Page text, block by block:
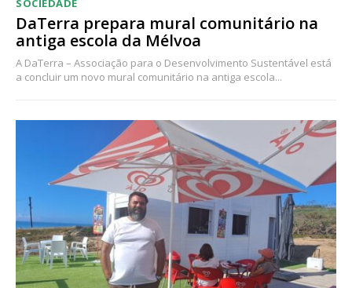
SOCIEDADE
DaTerra prepara mural comunitário na
antiga escola da Mélvoa
A DaTerra – Associação para o Desenvolvimento Sustentável está
a concluir um novo mural comunitário na antiga escola...